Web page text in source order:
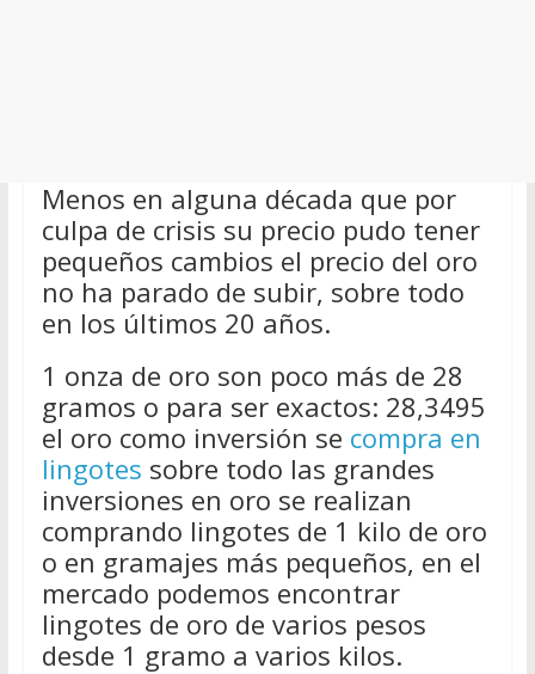
Menos en alguna década que por
culpa de crisis su precio pudo tener
pequeños cambios el precio del oro
no ha parado de subir, sobre todo
en los últimos 20 años.
1 onza de oro son poco más de 28
gramos o para ser exactos: 28,3495
el oro como inversión se compra en
lingotes sobre todo las grandes
inversiones en oro se realizan
comprando lingotes de 1 kilo de oro
o en gramajes más pequeños, en el
mercado podemos encontrar
lingotes de oro de varios pesos
desde 1 gramo a varios kilos.